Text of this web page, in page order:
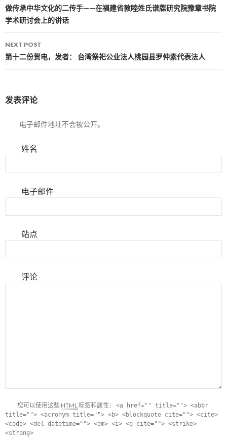
Post navigation
做传承中华文化的二传手——在福建省敦睦姓氏谱牒研究院豫章书院
学术研讨会上的讲话
NEXT POST
第十二份贺电，发者： 台湾祭祀公业法人桃园县罗仲素代表法人
发表评论
电子邮件地址不会被公开。
姓名
电子邮件
站点
评论
您可以使用这些 HTML标签和属性： <a href="" title=""> <abbr
title=""> <acronym title=""> <b> <blockquote cite=""> <cite>
<code> <del datetime=""> <em> <i> <q cite=""> <strike>
<strong>